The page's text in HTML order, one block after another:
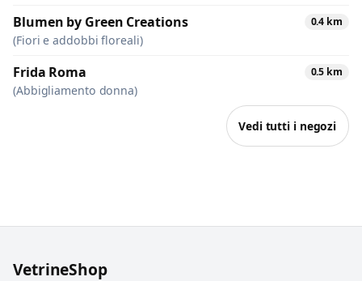
Blumen by Green Creations 0.4 km
(Fiori e addobbi floreali)
Frida Roma 0.5 km
(Abbigliamento donna)
Vedi tutti i negozi
VetrineShop